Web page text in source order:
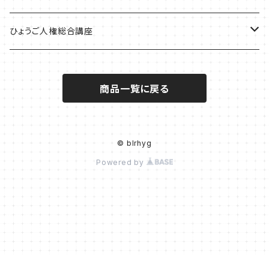
賛助会費
かめたろう
単体申込
ひょうご人権総合講座
商品一覧に戻る
© blrhyg
Powered by